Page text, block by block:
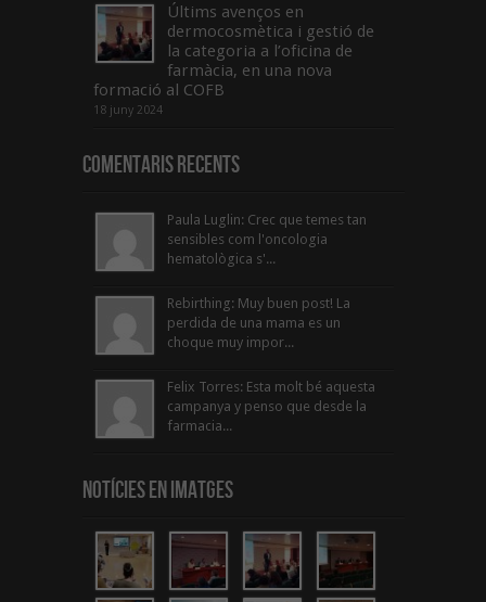
Últims avenços en
dermocosmètica i gestió de
la categoria a l’oficina de
farmàcia, en una nova
formació al COFB
18 juny 2024
Comentaris Recents
Paula Luglin: Crec que temes tan
sensibles com l'oncologia
hematològica s'...
Rebirthing: Muy buen post! La
perdida de una mama es un
choque muy impor...
Felix Torres: Esta molt bé aquesta
campanya y penso que desde la
farmacia...
Notícies en Imatges